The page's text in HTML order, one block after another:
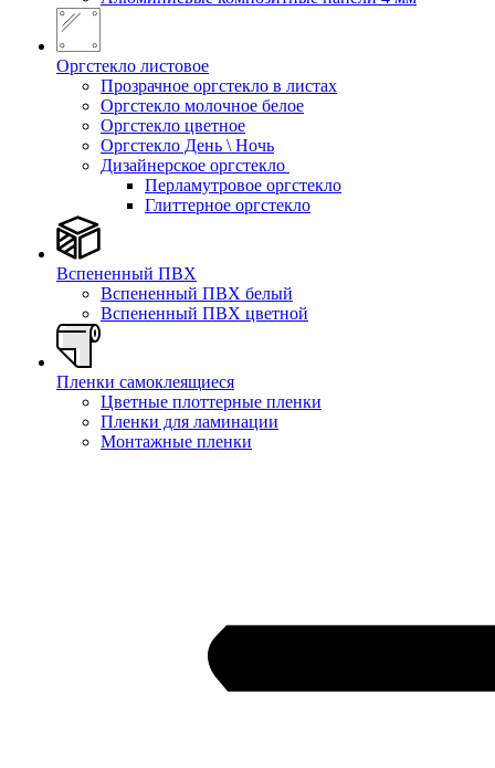
Оргстекло листовое
Прозрачное оргстекло в листах
Оргстекло молочное белое
Оргстекло цветное
Оргстекло День \ Ночь
Дизайнерское оргстекло
Перламутровое оргстекло
Глиттерное оргстекло
Вспененный ПВХ
Вспененный ПВХ белый
Вспененный ПВХ цветной
Пленки самоклеящиеся
Цветные плоттерные пленки
Пленки для ламинации
Монтажные пленки